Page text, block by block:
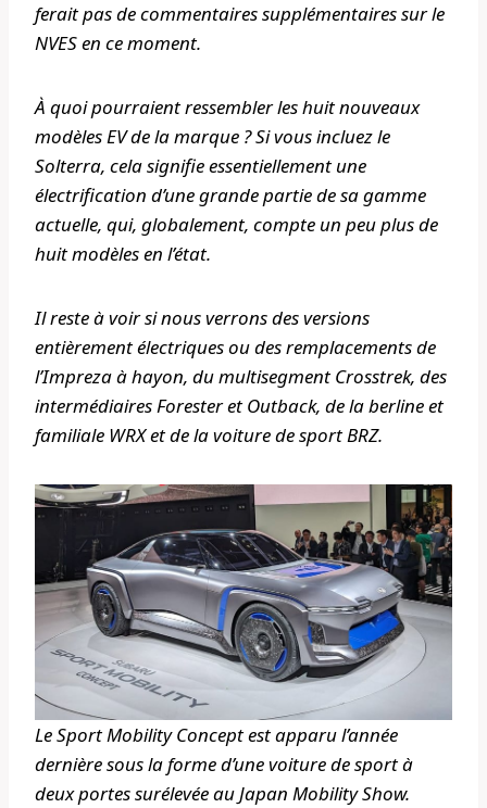
ferait pas de commentaires supplémentaires sur le
NVES en ce moment.
À quoi pourraient ressembler les huit nouveaux
modèles EV de la marque ? Si vous incluez le
Solterra, cela signifie essentiellement une
électrification d’une grande partie de sa gamme
actuelle, qui, globalement, compte un peu plus de
huit modèles en l’état.
Il reste à voir si nous verrons des versions
entièrement électriques ou des remplacements de
l’Impreza à hayon, du multisegment Crosstrek, des
intermédiaires Forester et Outback, de la berline et
familiale WRX et de la voiture de sport BRZ.
Le Sport Mobility Concept est apparu l’année
dernière sous la forme d’une voiture de sport à
deux portes surélevée au Japan Mobility Show.